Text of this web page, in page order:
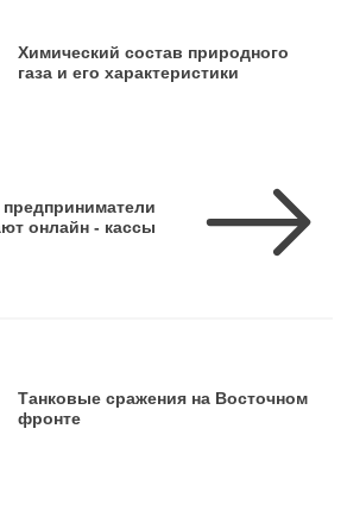
Химический состав природного
газа и его характеристики
онлайн - кассы
Танковые сражения на Восточном
фронте